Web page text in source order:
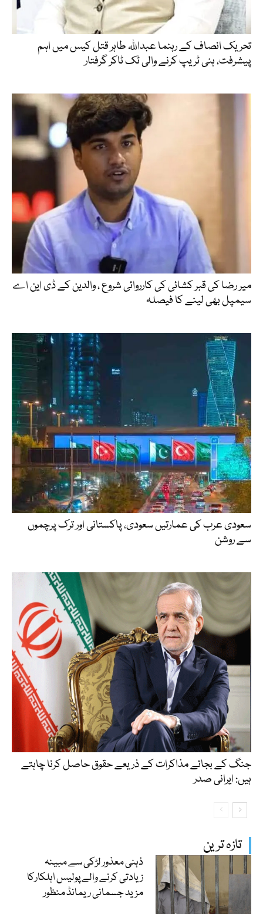
تازہ ترین
ذہنی معذور لڑکی سے مبینہ
زیادتی کرنے والے پولیس اہلکارکا
مزید جسمانی ریمانڈ منظور
تحریک انصاف کے رہنما عبداللہ طاہر قتل کیس میں اہم
پیشرفت، ہنی ٹریپ کرنے والی ٹک ٹاکر گرفتار
میر رضا کی قبر کشائی کی کارروائی شروع ، والدین کے ڈی این اے
سیمپل بھی لینے کا فیصلہ
سعودی عرب کی عمارتیں سعودی، پاکستانی اور ترک پرچموں
سے روشن
جنگ کے بجائے مذاکرات کے ذریعے حقوق حاصل کرنا چاہتے
ہیں: ایرانی صدر